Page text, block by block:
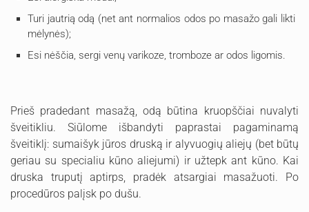
Turi jautrią odą (net ant normalios odos po masažo gali likti
mėlynės);
Esi nėščia, sergi venų varikoze, tromboze ar odos ligomis.
Prieš pradedant masažą, odą būtina kruopščiai nuvalyti
šveitikliu. Siūlome išbandyti paprastai pagaminamą
šveitiklį: sumaišyk jūros druską ir alyvuogių aliejų (bet būtų
geriau su specialiu kūno aliejumi) ir užtepk ant kūno. Kai
druska truputį aptirps, pradėk atsargiai masažuoti. Po
procedūros palįsk po dušu.